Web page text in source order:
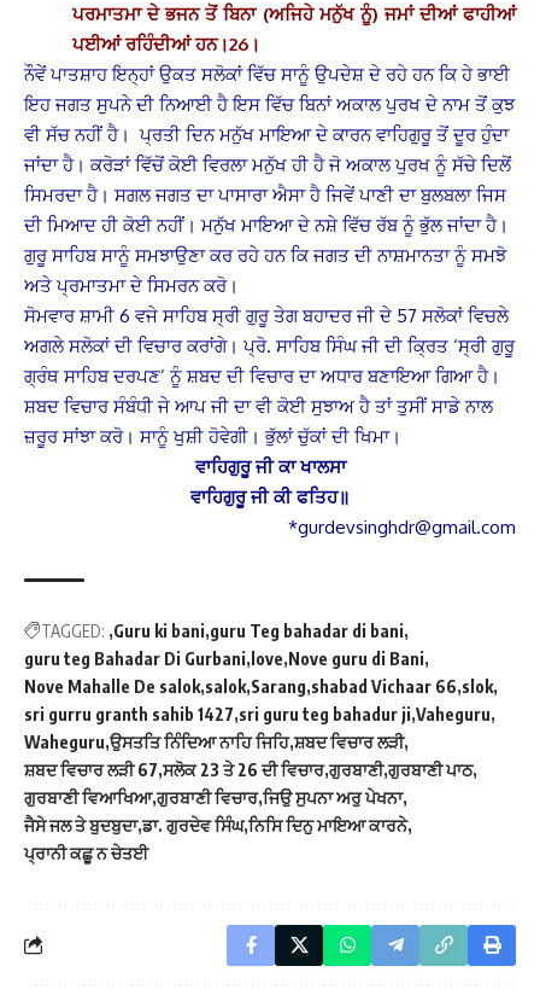
ਪਰਮਾਤਮਾ ਦੇ ਭਜਨ ਤੋਂ ਬਿਨਾ (ਅਜਿਹੇ ਮਨੁੱਖ ਨੂੰ) ਜਮਾਂ ਦੀਆਂ ਫਾਹੀਆਂ
ਪਈਆਂ ਰਹਿੰਦੀਆਂ ਹਨ।26।
ਨੌਵੇਂ ਪਾਤਸ਼ਾਹ ਇਨ੍ਹਾਂ ਉਕਤ ਸਲੋਕਾਂ ਵਿੱਚ ਸਾਨੂੰ ਉਪਦੇਸ਼ ਦੇ ਰਹੇ ਹਨ ਕਿ ਹੇ ਭਾਈ
ਇਹ ਜਗਤ ਸੁਪਨੇ ਦੀ ਨਿਆਈ ਹੈ ਇਸ ਵਿੱਚ ਬਿਨਾਂ ਅਕਾਲ ਪੁਰਖ ਦੇ ਨਾਮ ਤੋਂ ਕੁਝ
ਵੀ ਸੱਚ ਨਹੀਂ ਹੈ। ਪ੍ਰਤੀ ਦਿਨ ਮਨੁੱਖ ਮਾਇਆ ਦੇ ਕਾਰਨ ਵਾਹਿਗੁਰੂ ਤੋਂ ਦੂਰ ਹੁੰਦਾ
ਜਾਂਦਾ ਹੈ। ਕਰੋੜਾਂ ਵਿੱਚੋਂ ਕੋਈ ਵਿਰਲਾ ਮਨੁੱਖ ਹੀ ਹੈ ਜੋ ਅਕਾਲ ਪੁਰਖ ਨੂੰ ਸੱਚੇ ਦਿਲੋਂ
ਸਿਮਰਦਾ ਹੈ। ਸਗਲ ਜਗਤ ਦਾ ਪਾਸਾਰਾ ਐਸਾ ਹੈ ਜਿਵੇਂ ਪਾਣੀ ਦਾ ਬੁਲਬਲਾ ਜਿਸ
ਦੀ ਮਿਆਦ ਹੀ ਕੋਈ ਨਹੀਂ। ਮਨੁੱਖ ਮਾਇਆ ਦੇ ਨਸ਼ੇ ਵਿੱਚ ਰੱਬ ਨੂੰ ਭੁੱਲ ਜਾਂਦਾ ਹੈ।
ਗੁਰੂ ਸਾਹਿਬ ਸਾਨੂੰ ਸਮਝਾਉਣਾ ਕਰ ਰਹੇ ਹਨ ਕਿ ਜਗਤ ਦੀ ਨਾਸ਼ਮਾਨਤਾ ਨੂੰ ਸਮਝੋ
ਅਤੇ ਪ੍ਰਮਾਤਮਾ ਦੇ ਸਿਮਰਨ ਕਰੋ।
ਸੋਮਵਾਰ ਸ਼ਾਮੀ 6 ਵਜੇ ਸਾਹਿਬ ਸ੍ਰੀ ਗੁਰੂ ਤੇਗ ਬਹਾਦਰ ਜੀ ਦੇ 57 ਸਲੋਕਾਂ ਵਿਚਲੇ
ਅਗਲੇ ਸਲੋਕਾਂ ਦੀ ਵਿਚਾਰ ਕਰਾਂਗੇ। ਪ੍ਰੋ. ਸਾਹਿਬ ਸਿੰਘ ਜੀ ਦੀ ਕ੍ਰਿਤ ‘ਸ੍ਰੀ ਗੁਰੂ
ਗ੍ਰੰਥ ਸਾਹਿਬ ਦਰਪਣ’ ਨੂੰ ਸ਼ਬਦ ਦੀ ਵਿਚਾਰ ਦਾ ਅਧਾਰ ਬਣਾਇਆ ਗਿਆ ਹੈ।
ਸ਼ਬਦ ਵਿਚਾਰ ਸੰਬੰਧੀ ਜੇ ਆਪ ਜੀ ਦਾ ਵੀ ਕੋਈ ਸੁਝਾਅ ਹੈ ਤਾਂ ਤੁਸੀਂ ਸਾਡੇ ਨਾਲ
ਜ਼ਰੂਰ ਸਾਂਝਾ ਕਰੋ। ਸਾਨੂੰ ਖੁਸ਼ੀ ਹੋਵੇਗੀ। ਭੁੱਲਾਂ ਚੁੱਕਾਂ ਦੀ ਖਿਮਾ।
ਵਾਹਿਗੁਰੂ ਜੀ ਕਾ ਖਾਲਸਾ
ਵਾਹਿਗੁਰੂ ਜੀ ਕੀ ਫਤਿਹ॥
*gurdevsinghdr@gmail.com
TAGGED: Guru ki bani guru Teg bahadar di bani
guru teg Bahadar Di Gurbani love Nove guru di Bani
Nove Mahalle De salok salok Sarang shabad Vichaar 66 slok
sri gurru granth sahib 1427 sri guru teg bahadur ji Vaheguru
Waheguru ਉਸਤਤਿ ਨਿੰਦਿਆ ਨਾਹਿ ਜਿਹਿ ਸ਼ਬਦ ਵਿਚਾਰ ਲੜੀ
ਸ਼ਬਦ ਵਿਚਾਰ ਲੜੀ 67 ਸਲੋਕ 23 ਤੇ 26 ਦੀ ਵਿਚਾਰ ਗੁਰਬਾਣੀ ਗੁਰਬਾਣੀ ਪਾਠ
ਗੁਰਬਾਣੀ ਵਿਆਖਿਆ ਗੁਰਬਾਣੀ ਵਿਚਾਰ ਜਿਉ ਸੁਪਨਾ ਅਰੁ ਪੇਖਨਾ
ਜੈਸੇ ਜਲ ਤੇ ਬੁਦਬੁਦਾ ਡਾ. ਗੁਰਦੇਵ ਸਿੰਘ ਨਿਸਿ ਦਿਨੁ ਮਾਇਆ ਕਾਰਨੇ
ਪ੍ਰਾਨੀ ਕਛੂ ਨ ਚੇਤਈ